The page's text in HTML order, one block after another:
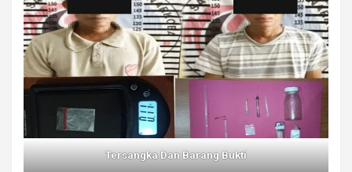
Tersangka Dan Barang Bukti